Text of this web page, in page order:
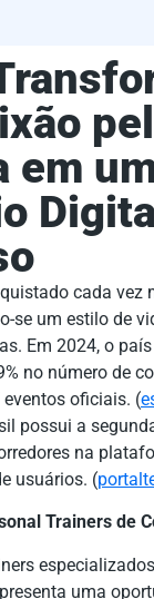
em
cada vez
se um estilo de
Em 2024, o
no número de
oficiais. (
possui a
na
usuários. (
Trainers de
uma